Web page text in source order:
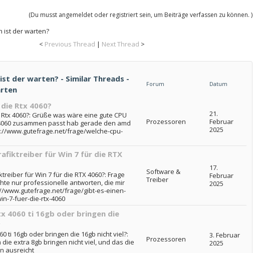
(Du musst angemeldet oder registriert sein, um Beiträge verfassen zu können. )
ist der warten?
< Previous Thread | Next Thread >
der warten? - Similar Threads -
Forum Datum
Rtx 4060?
4060?: Grüße was wäre eine gute CPU
zusammen passt hab gerade den amd
www.gutefrage.net/frage/welche-cpu-
Prozessoren
21.
Februar
2025
für Win 7 für die RTX
für Win 7 für die RTX 4060?: Frage
nur professionelle antworten, die mir
www.gutefrage.net/frage/gibt-es-einen-
7-fuer-die-rtx-4060
Software &
Treiber
17.
Februar
2025
4060 ti 16gb oder bringen die
ti 16gb oder bringen die 16gb nicht viel?:
die extra 8gb bringen nicht viel, und das die
ausreicht
Prozessoren
3. Februar
2025